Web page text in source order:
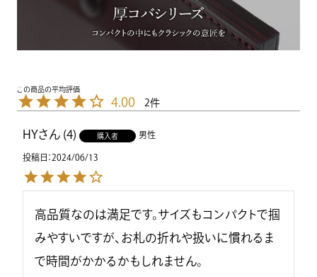
4.00 2
HY 4 購入者 男性
投稿日 2024/06/13
高品質なのは満足です。サイズもコンパクトで掴
みやすいですが、お札の折れや扱いに慣れるま
で時間がかかるかもしれません。